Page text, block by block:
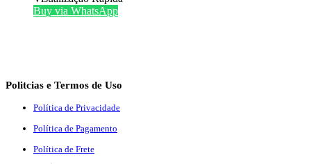
Buy via WhatsApp
Politcias e Termos de Uso
Política de Privacidade
Política de Pagamento
Política de Frete